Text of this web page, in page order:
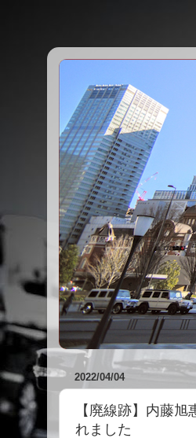
2022/04/04
【廃線跡】内藤
れました